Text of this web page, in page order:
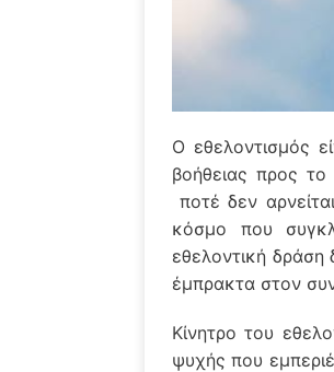
Ο εθελοντισμός
βοήθειας προς
ποτέ δεν
κόσμο που
εθελοντική
έμπρακτα στον
Κίνητρο του
ψυχής που